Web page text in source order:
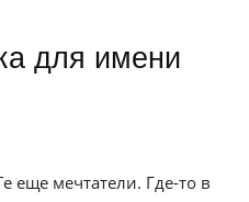
еще мечтатели. Где-то в